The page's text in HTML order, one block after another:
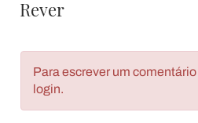
Rever
Para escrever um
login.